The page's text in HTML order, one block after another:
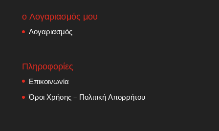
ο Λογαριασμός μου
Λογαριασμός
Πληροφορίες
Επικοινωνία
Όροι Χρήσης – Πολιτική Απορρήτου